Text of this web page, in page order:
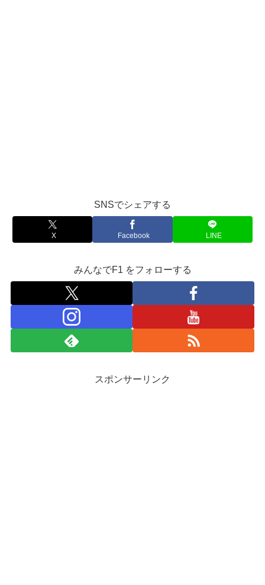
SNSでシェアする
X Facebook LINE
みんなでF1 をフォローする
スポンサーリンク